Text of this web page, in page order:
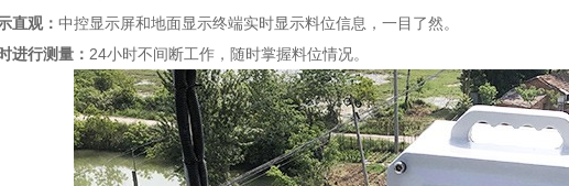
直观： 中控显示屏和地面显示终端实时显示料位信息，一目了然。
进行测量： 24小时不间断工作，随时掌握料位情况。